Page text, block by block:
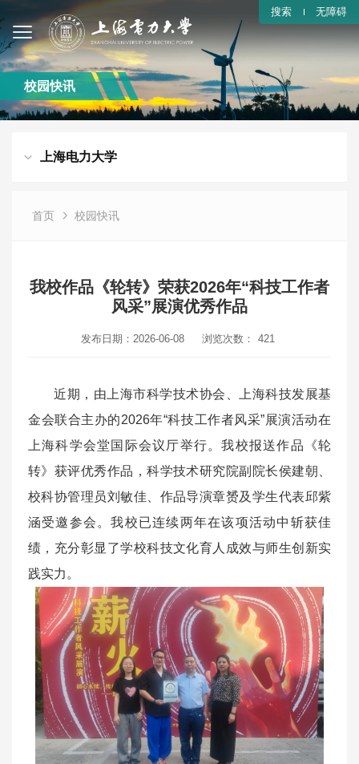
无障碍
搜索
校园快讯
上海电力大学
首页 校园快讯
我校作品《轮转》荣获2026年“科技工作者
风采”展演优秀作品
发布日期：2026-06-08 浏览次数： 421
近期，由上海市科学技术协会、上海科技发展基
金会联合主办的2026年“科技工作者风采”展演活动在
上海科学会堂国际会议厅举行。我校报送作品《轮
转》获评优秀作品，科学技术研究院副院长侯建朝、
校科协管理员刘敏佳、作品导演章赟及学生代表邱紫
涵受邀参会。我校已连续两年在该项活动中斩获佳
绩，充分彰显了学校科技文化育人成效与师生创新实
践实力。